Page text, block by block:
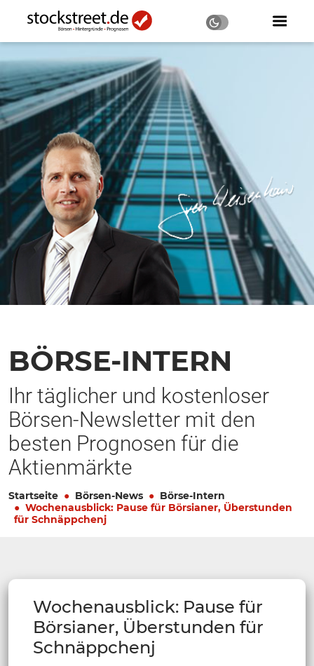
BÖRSE-INTERN
Ihr täglicher und kostenloser
Börsen-Newsletter mit den
besten Prognosen für die
Aktienmärkte
Startseite Börsen-News
Börse-Intern
Wochenausblick: Pause für Börsianer, Überstunden
für Schnäppchenj
Wochenausblick: Pause für
Börsianer, Überstunden für
Schnäppchenj